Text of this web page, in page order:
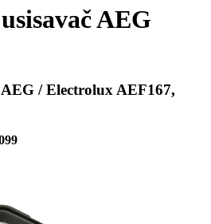
AEG
AEG / Electrolux AEF167,